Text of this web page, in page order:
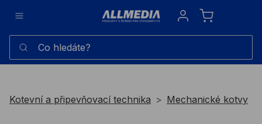
Sign in
Co hledáte?
Kotevní a připevňovací technika Mechanické kotvy